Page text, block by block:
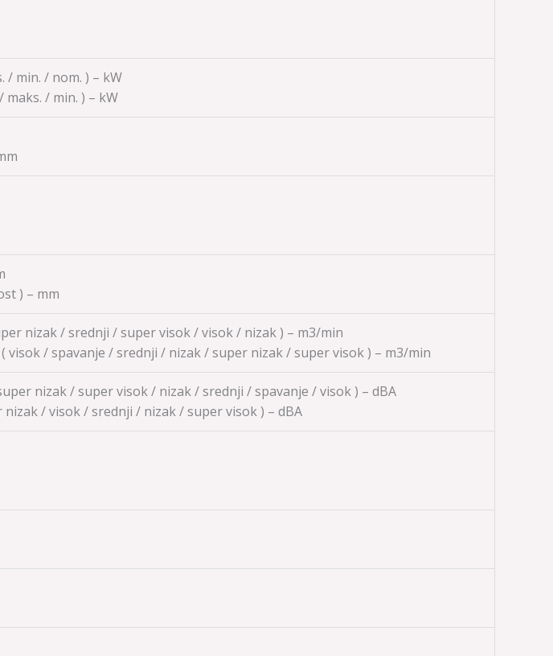
/ min. / nom. ) – kW
maks. / min. ) – kW
) – mm
nizak / srednji / super visok / visok / nizak ) – m3/min
( visok / spavanje / srednji / nizak / super nizak / super visok ) – m3/min
nizak / super visok / nizak / srednji / spavanje / visok ) – dBA
nizak / visok / srednji / nizak / super visok ) – dBA